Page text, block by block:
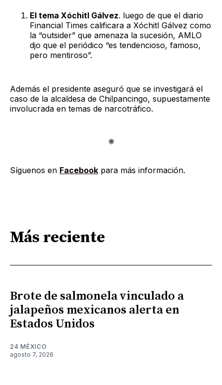
El tema Xóchitl Gálvez. luego de que el diario
Financial Times calificara a Xóchitl Gálvez como
la “outsider” que amenaza la sucesión, AMLO
djo que el periódico “es tendencioso, famoso,
pero mentiroso”.
Además el presidente aseguró que se investigará el
caso de la alcaldesa de Chilpancingo, supuestamente
involucrada en temas de narcotráfico.
Síguenos en Facebook para más información.
Más reciente
Brote de salmonela vinculado a
jalapeños mexicanos alerta en
Estados Unidos
24 MÉXICO
agosto 7, 2026